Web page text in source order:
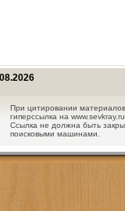
При цитировании
гиперссылка на
Ссылка не должна быть
поисковыми машинами.